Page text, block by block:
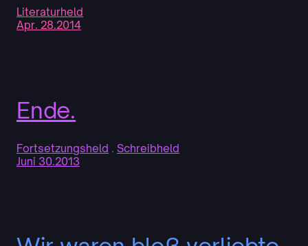
Literaturheld
Apr. 28.2014
Ende.
Fortsetzungsheld . Schreibheld
Juni 30.2013